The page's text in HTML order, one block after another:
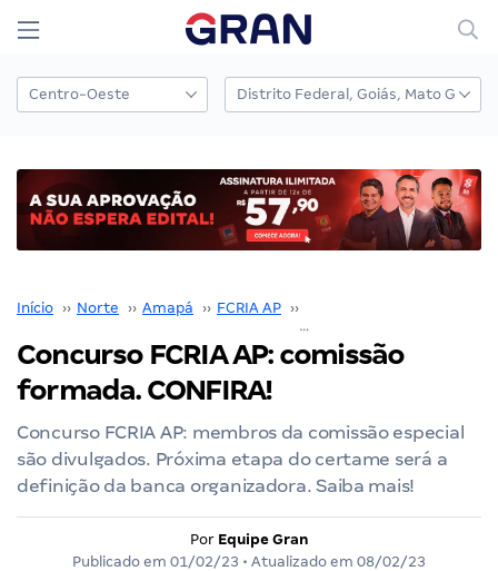
Início ›› Norte ›› Amapá ›› FCRIA AP ››
Concurso FCRIA AP: comissão
formada. CONFIRA!
Concurso FCRIA AP: membros da comissão especial
são divulgados. Próxima etapa do certame será a
definição da banca organizadora. Saiba mais!
Por Equipe Gran
Publicado em 01/02/23 • Atualizado em 08/02/23